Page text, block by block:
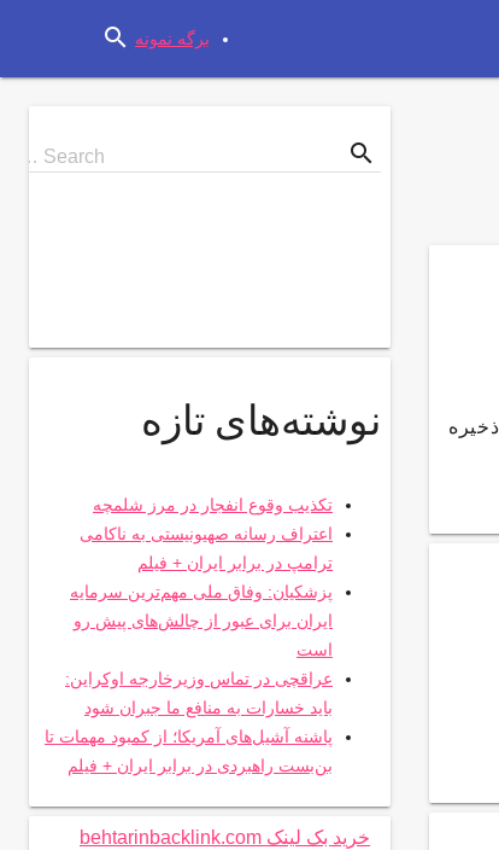
برگه نمونه search
۵۰۰میلیاردی صندوق ذخیره
Search
for
Search … search
نوشته‌های تازه
تکذیب وقوع انفجار در مرز شلمچه
اعتراف رسانه صهیونیستی به ناکامی
ترامپ در برابر ایران + فیلم
پزشکیان: وفاق ملی مهم‌ترین سرمایه
ایران برای عبور از چالش‌های پیش رو
است
عراقچی در تماس وزیرخارجه اوکراین:
باید خسارات به منافع ما جبران شود
پاشنه آشیل‌های آمریکا؛ از کمبود مهمات تا
بن‌بست راهبردی در برابر ایران + فیلم
خرید بک لینک behtarinbacklink.com